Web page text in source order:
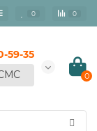
0 0
59-35
СМС
0